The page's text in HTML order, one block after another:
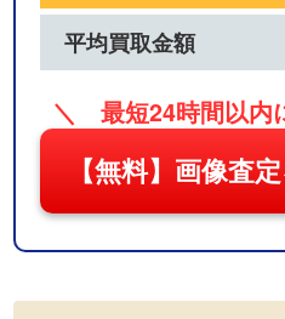
平均買取金額
＼ 最短24時間以内
【無料】画像査